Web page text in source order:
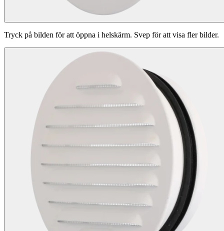
Tryck på bilden för att öppna i helskärm. Svep för att visa fler bilder.